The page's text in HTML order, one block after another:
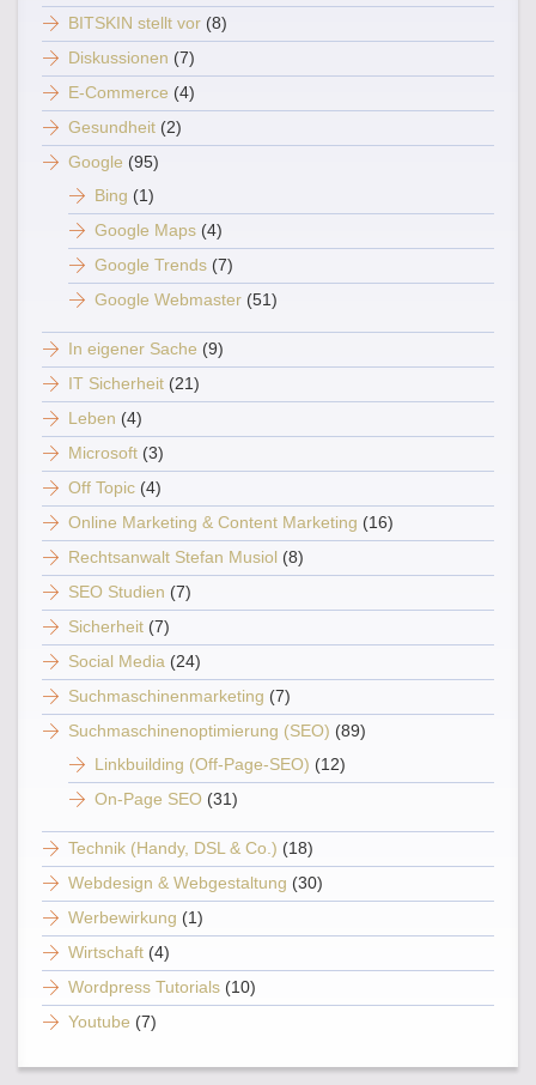
BITSKIN stellt vor (8)
Diskussionen (7)
E-Commerce (4)
Gesundheit (2)
Google (95)
Bing (1)
Google Maps (4)
Google Trends (7)
Google Webmaster (51)
In eigener Sache (9)
IT Sicherheit (21)
Leben (4)
Microsoft (3)
Off Topic (4)
Online Marketing & Content Marketing (16)
Rechtsanwalt Stefan Musiol (8)
SEO Studien (7)
Sicherheit (7)
Social Media (24)
Suchmaschinenmarketing (7)
Suchmaschinenoptimierung (SEO) (89)
Linkbuilding (Off-Page-SEO) (12)
On-Page SEO (31)
Technik (Handy, DSL & Co.) (18)
Webdesign & Webgestaltung (30)
Werbewirkung (1)
Wirtschaft (4)
Wordpress Tutorials (10)
Youtube (7)